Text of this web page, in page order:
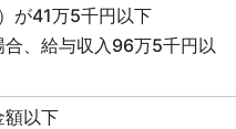
が41万5千円以下
合、給与収入96万5千円以
額以下